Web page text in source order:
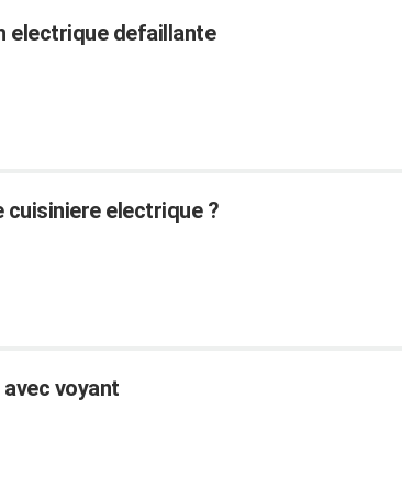
electrique defaillante
cuisiniere electrique ?
voyant